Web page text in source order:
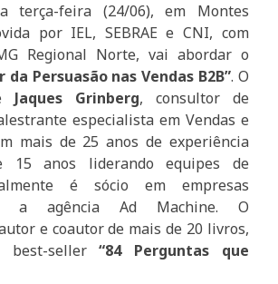
terça-feira (24/06), em Montes
por IEL, SEBRAE e CNI, com
Regional Norte, vai abordar o
da Persuasão nas Vendas B2B”. O
Jaques Grinberg, consultor de
especialista em Vendas e
mais de 25 anos de experiência
15 anos liderando equipes de
é sócio em empresas
se a agência Ad Machine. O
e coautor de mais de 20 livros,
best-seller“84 Perguntas que